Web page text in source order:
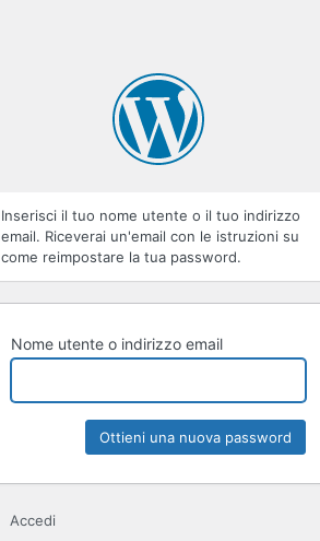
Inserisci il tuo nome utente o il tuo indirizzo
email. Riceverai un'email con le istruzioni su
come reimpostare la tua password.
Nome utente o indirizzo email
Accedi